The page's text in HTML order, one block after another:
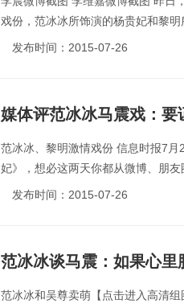
戏份，范冰冰所饰演的杨贵妃和黎
发布时间：2015-07-26
媒体评范冰冰马震戏：要
范冰冰、黎明激情戏份 信息时报7
妃》，想必这两天你都从微博、朋友
发布时间：2015-07-26
范冰冰谈马震：如果心里
范冰冰和吴尊卖萌【点击进入高清